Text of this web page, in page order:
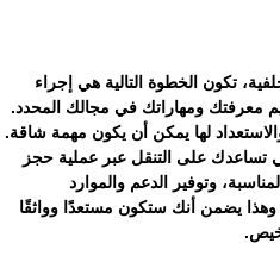
تكون الخطوة التالية هي إجراء
معرفتك ومهاراتك في مجالك المحدد.
لها يمكن أن يكون مهمة شاقة.
تساعدك على التنقل عبر عملية حجز
وتوفير الدعم والموارد
يضمن أنك ستكون مستعدًا وواثقًا